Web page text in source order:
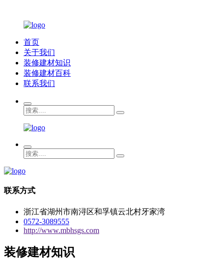
首页
关于我们
装修建材知识
装修建材百科
联系我们
联系方式
浙江省湖州市南浔区和孚镇云北村牙家湾
0572-3089555
http://www.mbhsgs.com
装修建材知识